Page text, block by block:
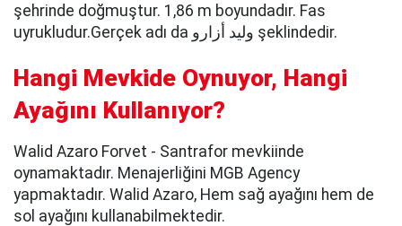
şehrinde doğmuştur. 1,86 m boyundadır. Fas
uyrukludur.Gerçek adı da وليد أزارو şeklindedir.
Hangi Mevkide Oynuyor, Hangi
Ayağını Kullanıyor?
Walid Azaro Forvet - Santrafor mevkiinde
oynamaktadır. Menajerliğini MGB Agency
yapmaktadır. Walid Azaro, Hem sağ ayağını hem de
sol ayağını kullanabilmektedir.